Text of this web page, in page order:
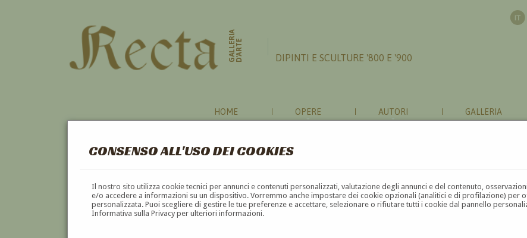
CONSENSO ALL'USO DEI COOKIES
Il nostro sito utilizza cookie tecnici per annunci e contenuti personalizzati, valutazione degli annunci e del contenuto,
e/o accedere a informazioni su un dispositivo. Vorremmo anche impostare dei cookie opzionali (analitici e di profilazione) per
personalizzata. Puoi scegliere di gestire le tue preferenze e accettare, selezionare o rifiutare tutti i cookie dal pannello
Informativa sulla Privacy per ulteriori informazioni.
GALLERIAD'ARTE DIPINTI E SCULTURE '800 E '900
HOME OPERE AUTORI GALLERIA